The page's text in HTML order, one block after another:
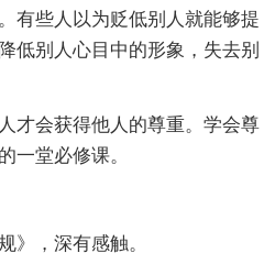
有些人以为贬低别人就能够提
低别人心目中的形象，失去别
才会获得他人的尊重。学会尊
一堂必修课。
》，深有感触。